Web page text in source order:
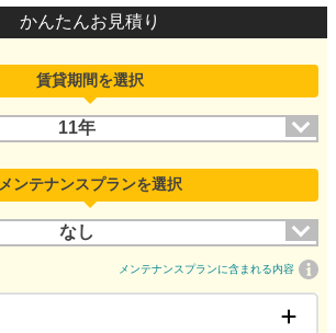
かんたんお見積り
賃貸期間を選択
11年
メンテナンスプランを選択
なし
メンテナンスプランに含まれる内容